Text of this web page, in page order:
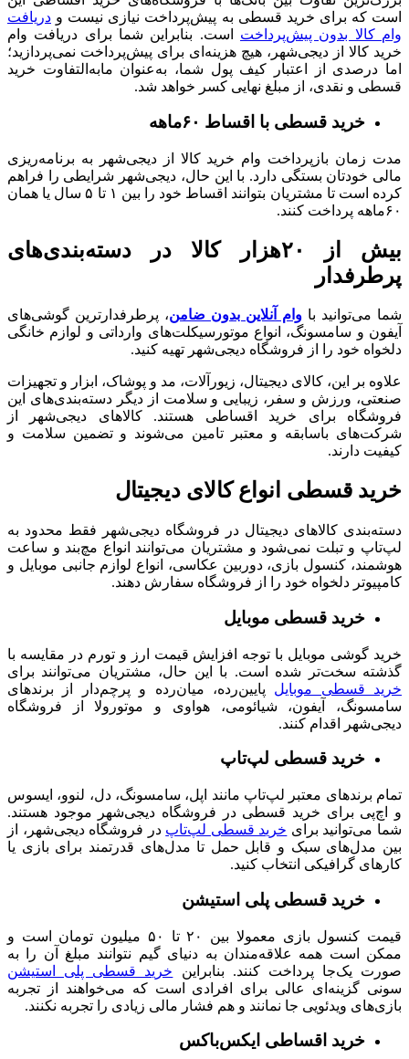
است که برای خرید قسطی به پیش‌پرداخت نیازی نیست و دریافت
وام کالا بدون پیش‌پرداخت
است. بنابراین شما برای دریافت وام
خرید کالا از دیجی‌شهر، هیچ هزینه‌ای برای پیش‌پرداخت نمی‌پردازید؛
اما درصدی از اعتبار کیف پول شما، به‌عنوان مابه‌التفاوت خرید
قسطی و نقدی، از مبلغ نهایی کسر خواهد شد.
خرید قسطی با اقساط ۶۰ماهه
مدت زمان بازپرداخت وام خرید کالا از دیجی‌شهر به برنامه‌ریزی
مالی خودتان بستگی دارد. با این حال، دیجی‌شهر شرایطی را فراهم
کرده است تا مشتریان بتوانند اقساط خود را بین ۱ تا ۵ سال یا همان
۶۰ماهه پرداخت کنند.
بیش از ۲۰هزار کالا در دسته‌بندی‌های
پرطرفدار
شما می‌توانید با وام آنلاین بدون ضامن، پرطرفدارترین گوشی‌های
آیفون و سامسونگ، انواع موتورسیکلت‌‌های وارداتی و لوازم خانگی
دلخواه خود را از فروشگاه دیجی‌شهر تهیه کنید.
علاوه بر این، کالای دیجیتال، زیورآلات، مد و پوشاک، ابزار و تجهیزات
صنعتی، ورزش و سفر، زیبایی و سلامت از دیگر دسته‌بندی‌های این
فروشگاه برای خرید اقساطی هستند. کالاهای دیجی‌شهر از
شرکت‌های باسابقه و معتبر تامین می‌شوند و تضمین‌ سلامت و
کیفیت دارند.
خرید قسطی انواع کالای دیجیتال
دسته‌بندی کالاهای دیجیتال در فروشگاه دیجی‌شهر فقط محدود به
لپ‌تاپ و تبلت‌ نمی‌شود و مشتریان می‌توانند انواع مچ‌بند و ساعت
هوشمند، کنسول بازی، دوربین عکاسی، انواع لوازم جانبی موبایل و
کامپیوتر دلخواه خود را از فروشگاه سفارش دهند.
خرید قسطی موبایل
خرید گوشی موبایل با توجه افزایش قیمت ارز و تورم در مقایسه با
گذشته سخت‌تر شده است. با این حال، مشتریان می‌توانند برای
خرید قسطی موبایل
پایین‌رده، میان‌رده و پرچم‌دار از برندهای
سامسونگ، آیفون، شیائومی، هواوی و موتورولا از فروشگاه
دیجی‌شهر اقدام کنند.
خرید قسطی لپ‌تاپ
تمام برندهای معتبر لپ‌تاپ مانند اپل، سامسونگ، دل، لنوو، ایسوس
و اچ‌پی برای خرید قسطی در فروشگاه دیجی‌شهر موجود هستند.
شما می‌توانید برای خرید قسطی لپ‌تاپ در فروشگاه دیجی‌شهر، از
بین مدل‌های سبک و قابل حمل تا مدل‌های قدرتمند برای بازی یا
کارهای گرافیکی انتخاب کنید.
خرید قسطی پلی استیشن
قیمت کنسول‌ بازی معمولا بین ۲۰ تا ۵۰ میلیون تومان است و
ممکن است همه علاقه‌مندان به دنیای گیم نتوانند مبلغ آن را به
صورت یک‌جا پرداخت کنند. بنابراین
خرید قسطی پلی‌ استیشن
سونی گزینه‌ای عالی برای افرادی است که می‌خواهند از تجربه
بازی‌های ویدئویی جا نمانند و هم فشار مالی زیادی را تجربه نکنند.
خرید اقساطی ایکس‌باکس